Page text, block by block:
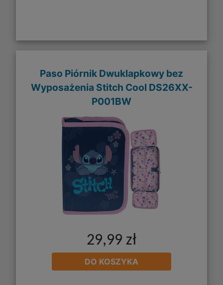
Paso Piórnik Dwuklapkowy bez
Wyposażenia Stitch Cool DS26XX-
P001BW
29,99 zł
DO KOSZYKA